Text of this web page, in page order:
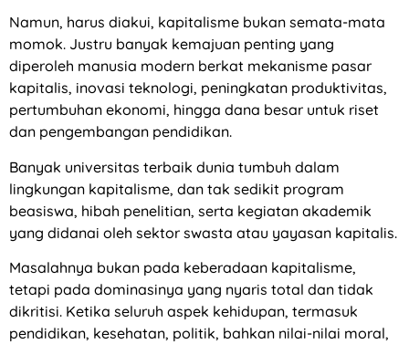
Namun, harus diakui, kapitalisme bukan semata-mata
momok. Justru banyak kemajuan penting yang
diperoleh manusia modern berkat mekanisme pasar
kapitalis, inovasi teknologi, peningkatan produktivitas,
pertumbuhan ekonomi, hingga dana besar untuk riset
dan pengembangan pendidikan.
Banyak universitas terbaik dunia tumbuh dalam
lingkungan kapitalisme, dan tak sedikit program
beasiswa, hibah penelitian, serta kegiatan akademik
yang didanai oleh sektor swasta atau yayasan kapitalis.
Masalahnya bukan pada keberadaan kapitalisme,
tetapi pada dominasinya yang nyaris total dan tidak
dikritisi. Ketika seluruh aspek kehidupan, termasuk
pendidikan, kesehatan, politik, bahkan nilai-nilai moral,